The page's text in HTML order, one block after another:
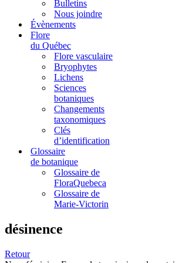
Bulletins
Nous joindre
Évènements
Flore
du Québec
Flore vasculaire
Bryophytes
Lichens
Sciences
botaniques
Changements
taxonomiques
Clés
d’identification
Glossaire
de botanique
Glossaire de
FloraQuebeca
Glossaire de
Marie-Victorin
désinence
Retour